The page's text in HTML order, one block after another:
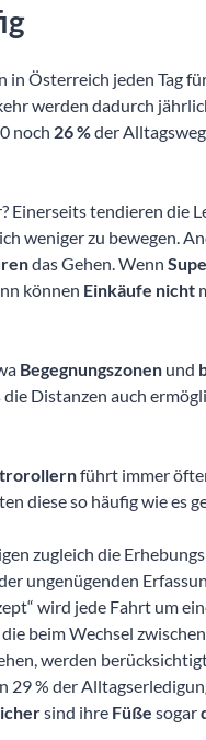
Österreich jeden Tag
werden dadurch
noch 26 %der
Einerseits tendieren die
weniger zu bewegen.
das Gehen. Wenn
können Einkäufe nicht
Begegnungszonen und
Distanzen auch
führt immer
diese so häufig wie es
zugleich die
ungenügenden
wird jede Fahrt um
beim Wechsel
werden
29 % der
sind ihre Füße sogar